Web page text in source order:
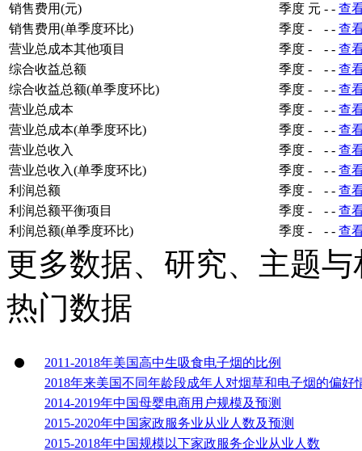
销售费用(元)
季度 元 - - 查
销售费用(单季度环比)
季度 - - - 查
营业总成本其他项目
季度 - - - 查
综合收益总额
季度 - - - 查
综合收益总额(单季度环比)
季度 - - - 查
营业总成本
季度 - - - 查
营业总成本(单季度环比)
季度 - - - 查
营业总收入
季度 - - - 查
营业总收入(单季度环比)
季度 - - - 查
利润总额
季度 - - - 查
利润总额平衡项目
季度 - - - 查
利润总额(单季度环比)
季度 - - - 查
更多数据、研究、主题
热门数据
2011-2018年美国高中生吸食电子烟的比例
2018年来美国不同年龄段成年人对烟草和电子烟的偏好
2014-2019年中国母婴电商用户规模及预测
2015-2020年中国家政服务业从业人数及预测
2015-2018年中国规模以下家政服务企业从业人数